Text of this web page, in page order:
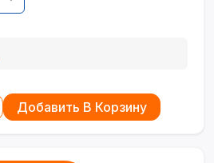
Добавить В Корзину